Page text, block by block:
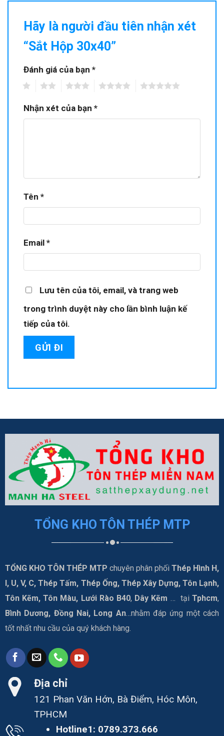
Hãy là người đầu tiên nhận xét
“Sắt Hộp 30x40”
Đánh giá của bạn *
Nhận xét của bạn *
Tên *
Email *
Lưu tên của tôi, email, và trang web
trong trình duyệt này cho lần bình luận kế
tiếp của tôi.
TỔNG KHO TÔN THÉP MTP
TỔNG KHO TÔN THÉP MTP chuyên phân phốiThép Hình H,
I, U, V, C, Thép Tấm, Thép Ống, Thép Xây Dựng, Tôn Lạnh,
Tôn Kẽm, Tôn Màu, Lưới Rào B40, Dây Kẽm … tạiTphcm,
Bình Dương, Đồng Nai, Long An…nhằm đáp ứng một cách
tốt nhất nhu cầu của quý khách hàng.
Địa chỉ
121 Phan Văn Hớn, Bà Điểm, Hóc Môn,
TPHCM
Hotline1: 0789.373.666